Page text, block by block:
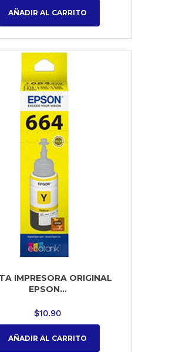
AÑADIR AL CARRITO
IMPRESORA ORIGINAL
EPSON...
$10.90
AÑADIR AL CARRITO